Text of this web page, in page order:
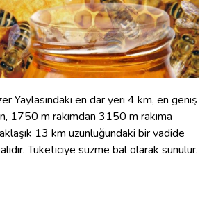
Yaylasındaki en dar yeri 4 km, en geniş
1750 m rakımdan 3150 m rakıma
13 km uzunluğundaki bir vadide
Tüketiciye süzme bal olarak sunulur.